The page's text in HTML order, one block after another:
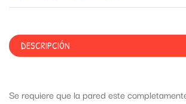
DESCRIPCIÓN
Se requiere que la pared este